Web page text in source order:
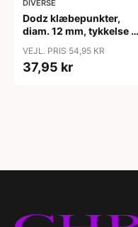
DIVERSE
Dodz klæbepunkter,
diam. 12 mm, tykkelse 2
VEJL. PRIS 54,95 KR
37,95 kr